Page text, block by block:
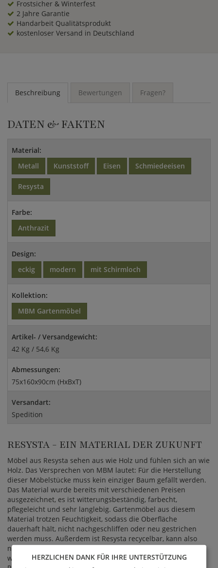
Frostsicher & Winterfest
2 Jahre Garantie
Handarbeit Qualitätsprodukt
kostenloser Versand in Deutschland
Beschreibung Bewertungen Fragen?
DATEN & FAKTEN
Material:
Metall
Kunststoff Eisen Schmiedeeisen
Resysta
Farbe:
Anthrazit
Design:
eckig
modern mit Schirmloch
Kollektion:
MBM Gartenmöbel
Artikel- / Versandgewicht:
42 Kg / 54,6 Kg
Abmessungen:
75x160x90cm (HxBxT)
Versandart:
Spedition
RESYSTA - EIN MATERIAL DER ZUKUNFT
Möbel aus Resysta sehen aus wie Holz und fühlen sich an wie
Holz. Das Versprechen von MBM lautet: Für die Herstellung
dieser Möbelstücke muss kein einziger Baum gefällt werden.
Das Material wurde bereits mit verschiedenen Preisen
ausgezeichnet, es ist witterungsbeständig, farbecht,
pflegeleicht und sehr langlebig. Gartenmöbel aus diesem
Material trotzen Feuchtigkeit, sodass die Oberfläche
dauerhaft hält, nicht nachgeschliffen oder neu gestrichen
werden muss. Außerdem ist Resysta recycelbar, kann also
nach der Verwendung zerkleinert und erneut verwendet
werden, wodurch ein unendlicher Kreislauf entsteht. Zu 60
HERZLICHEN DANK FÜR IHRE UNTERSTÜTZUNG